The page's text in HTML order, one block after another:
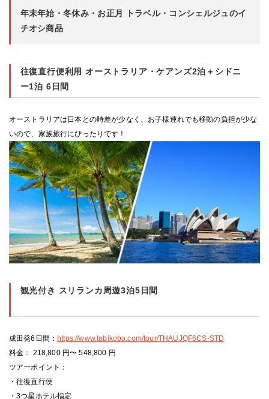
年末年始・冬休み・お正月 トラベル・コンシェルジュのイ
チオシ商品
往復直行便利用 オーストラリア・ケアンズ2泊＋シドニ
ー1泊 6日間
オーストラリアは日本との時差が少なく、お子様連れでも移動の負担が少な
いので、家族旅行にぴったりです！
観光付き スリランカ周遊3泊5日間
成田発6日間： https://www.tabikobo.com/tour/THAUJQF6CS-STD
料金： 218,800 円〜 548,800 円
ツアーポイント：
・往復直行便
・3つ星ホテル指定